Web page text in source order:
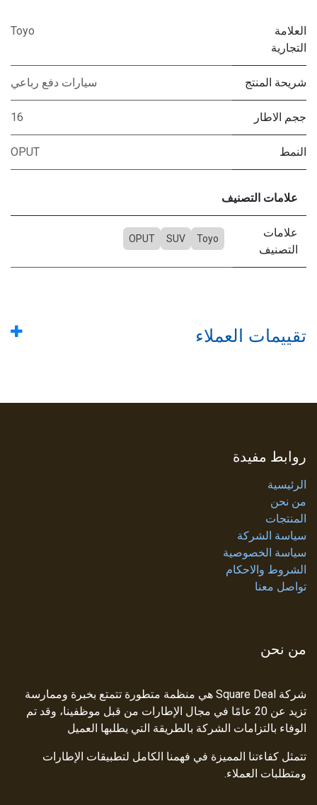
العلامة
التجارية
Toyo
شريحة المنتج سيارات دفع رباعي
ججم الاطار 16
النمط OPUT
علامات التصنيف
علامات
التصنيف
Toyo
SUV
OPUT
تقييمات العملاء
روابط مفيدة
الرئيسية
من نحن
المنتجات
سياسة الشركة
سياسة الخصوصية
الشروط والاحكام
تواصل معنا
من نحن
شركة Square Deal هي منظمة متطورة تتمتع بخبرة وممارسة
تزيد عن 20 عامًا في مجال الإطارات من قبل موظفينا، وقد تم
الوفاء بالتزامات الشركة بالطريقة التي يطلبها العميل
تتمثل كفاءتنا المميزة في فهمنا الكامل لتطبيقات الإطارات
ومتطلبات العملاء.